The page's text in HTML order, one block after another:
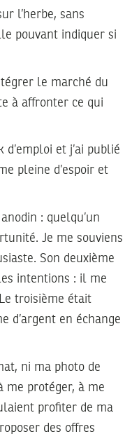
l’herbe, sans
pouvant indiquer si
le marché du
à affronter ce qui
d’emploi et j’ai publié
pleine d’espoir et
: quelqu’un
Je me souviens
Son deuxième
intentions : il me
troisième était
d’argent en échange
ni ma photo de
me protéger, à me
profiter de ma
des offres